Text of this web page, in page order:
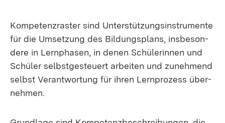
Kom­pe­tenz­ras­ter sind Un­ter­stüt­zungs­in­stru­men­te
für die Um­set­zung des Bil­dungs­plans, ins­be­son­
de­re in Lern­pha­sen, in de­nen Schü­le­rin­nen und
Schü­ler selbst­ge­steu­ert ar­bei­ten und zu­neh­mend
selbst Ver­ant­wor­tung für ih­ren Lern­pro­zess über­
neh­men.